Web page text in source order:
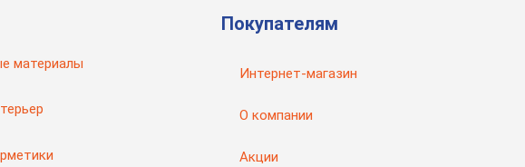
материалы
Покупателям
Интернет-магазин
О компании
Акции